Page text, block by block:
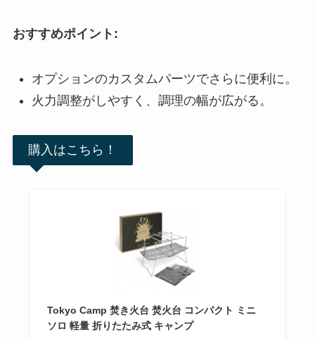
おすすめポイント:
オプションのカスタムパーツでさらに便利に。
火力調整がしやすく、調理の幅が広がる。
購入はこちら！
Tokyo Camp 焚き火台 焚火台 コンパクト ミニ
ソロ 軽量 折りたたみ式 キャンプ